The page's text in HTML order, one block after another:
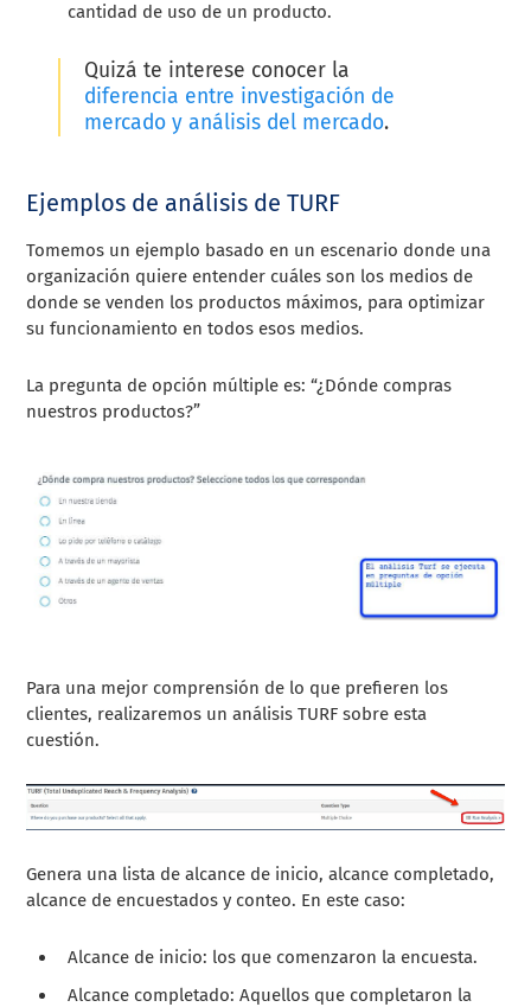
cantidad de uso de un producto.
Quizá te interese conocer la
diferencia entre investigación de
mercado y análisis del mercado.
Ejemplos de análisis de TURF
Tomemos un ejemplo basado en un escenario donde una
organización quiere entender cuáles son los medios de
donde se venden los productos máximos, para optimizar
su funcionamiento en todos esos medios.
La pregunta de opción múltiple es: “¿Dónde compras
nuestros productos?”
Para una mejor comprensión de lo que prefieren los
clientes, realizaremos un análisis TURF sobre esta
cuestión.
Genera una lista de alcance de inicio, alcance completado,
alcance de encuestados y conteo. En este caso:
Alcance de inicio: los que comenzaron la encuesta.
Alcance completado: Aquellos que completaron la